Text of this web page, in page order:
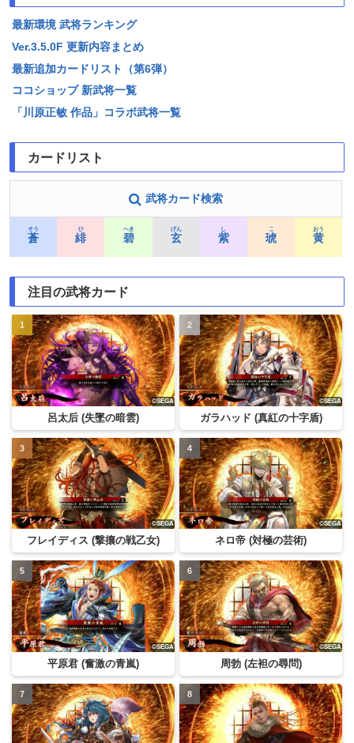
最新環境 武将ランキング
Ver.3.5.0F 更新内容まとめ
最新追加カードリスト（第6弾）
ココショップ 新武将一覧
「川原正敏 作品」コラボ武将一覧
カードリスト
武将カード検索
蒼
そう
緋
ひ
碧
へき
玄
げん
紫
し
琥
こ
黄
おう
注目の武将カード
呂太后 (失墜の暗雲) ガラハッド (真紅の十字盾)
フレイディス (撃攘の戦乙女) ネロ帝 (対極の芸術)
平原君 (奮激の青嵐) 周勃 (左袒の尋問)